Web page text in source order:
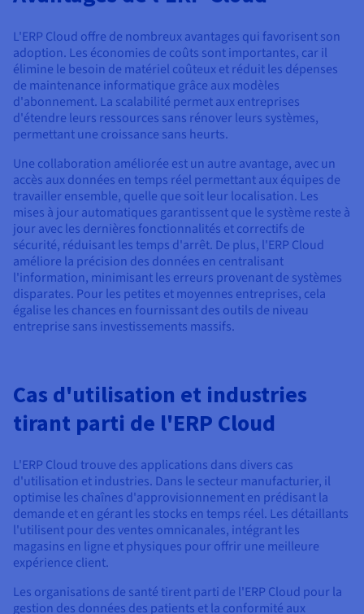
L'ERP Cloud offre de nombreux avantages qui favorisent son
adoption. Les économies de coûts sont importantes, car il
élimine le besoin de matériel coûteux et réduit les dépenses
de maintenance informatique grâce aux modèles
d'abonnement. La scalabilité permet aux entreprises
d'étendre leurs ressources sans rénover leurs systèmes,
permettant une croissance sans heurts.
Une collaboration améliorée est un autre avantage, avec un
accès aux données en temps réel permettant aux équipes de
travailler ensemble, quelle que soit leur localisation. Les
mises à jour automatiques garantissent que le système reste à
jour avec les dernières fonctionnalités et correctifs de
sécurité, réduisant les temps d'arrêt. De plus, l'ERP Cloud
améliore la précision des données en centralisant
l'information, minimisant les erreurs provenant de systèmes
disparates. Pour les petites et moyennes entreprises, cela
égalise les chances en fournissant des outils de niveau
entreprise sans investissements massifs.
Cas d'utilisation et industries
tirant parti de l'ERP Cloud
L'ERP Cloud trouve des applications dans divers cas
d'utilisation et industries. Dans le secteur manufacturier, il
optimise les chaînes d'approvisionnement en prédisant la
demande et en gérant les stocks en temps réel. Les détaillants
l'utilisent pour des ventes omnicanales, intégrant les
magasins en ligne et physiques pour offrir une meilleure
expérience client.
Les organisations de santé tirent parti de l'ERP Cloud pour la
gestion des données des patients et la conformité aux